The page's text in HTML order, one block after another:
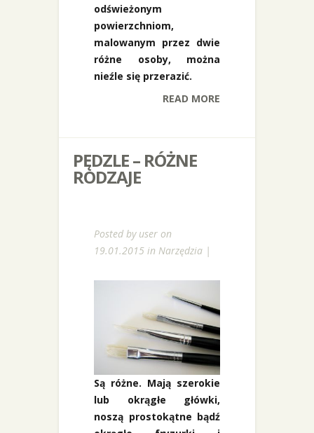
odświeżonym
powierzchniom,
malowanym przez dwie
różne osoby, można
nieźle się przerazić.
READ MORE
PĘDZLE – RÓŻNE
RODZAJE
Posted by user on
19.01.2015 in Narzędzia |
Są różne. Mają szerokie
lub okrągłe główki,
noszą prostokątne bądź